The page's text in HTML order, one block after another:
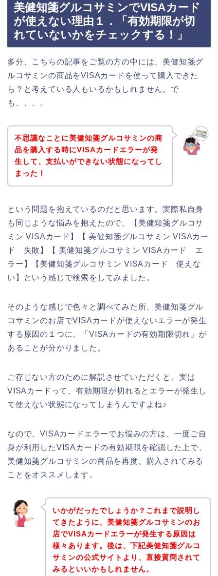
美健知箋グルコサミンでVISAカード
が使えない理由１．「有効期限が切
れていないかをチェックする！」
多分、こちらの記事をご覧の方の中には、美健知箋グ
ルコサミンの商品をVISAカードを使って購入できた
ら？と考えている人もいるかもしれません。で
も、、、。
不思議なことに美健知箋グルコサミンの商
品を購入する時にVISAカードエラーが発
生して、支払いができない状態になってし
まった！
という問題を抱えているのだと思います。実際私自身
も同じような悩みを抱えたので、【美健知箋グルコサ
ミン VISAカード】【 美健知箋グルコサミン VISAカー
ド 失敗】【 美健知箋グルコサミン VISAカード エ
ラー】【美健知箋グルコサミン VISAカード 使えな
い】という感じで検索をしてみました。
そのような感じで色々と調べてみた所、美健知箋グル
コサミンのお店でVISAカードが使えないエラーが発生
する原因の１つに、「VISAカードの有効期限切れ」が
あることが分かりました。
ご存じない方のために解説させていただくと、実は
VISAカードって、有効期限が切れるとエラーが発生し
て使えない状態になってしまうんですよね♪
なので、VISAカードエラーでお悩みの方は、一度ご自
身が利用したVISAカードの有効期限を確認した上で、
美健知箋グルコサミンの商品を再度、購入されてみる
ことをオススメします。
いかがだったでしょうか？これまで説明し
てきたように、美健知箋グルコサミンのお
店でVISAカードエラーが発生する原因は
様々あります。後は、下記美健知箋グルコ
サミンの公式サイトより、直接質問されて
みるといいかもしれません。